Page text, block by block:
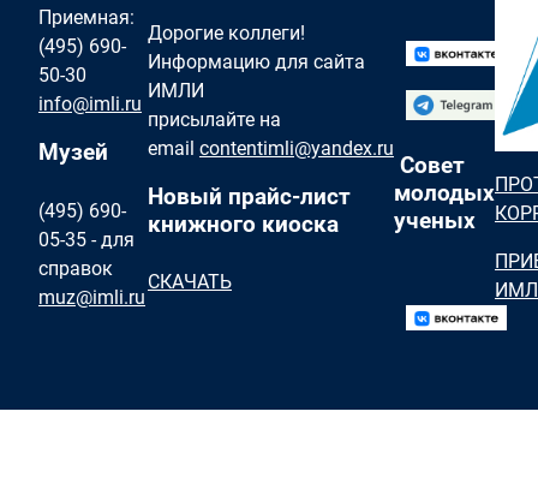
Приемная:
(495) 690-
50-30
info@imli.ru
Музей
(495) 690-
05-35 - для
справок
muz@imli.ru
Дорогие коллеги!
Информацию для сайта
ИМЛИ
присылайте на
email contentimli@yandex.ru
Новый прайс-лист
книжного киоска
СКАЧАТЬ
Совет
молодых
ученых